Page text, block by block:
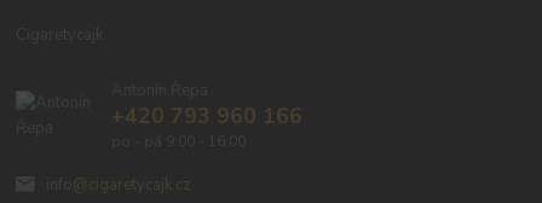
+420 793 960 166
info@cigaretycajk.cz